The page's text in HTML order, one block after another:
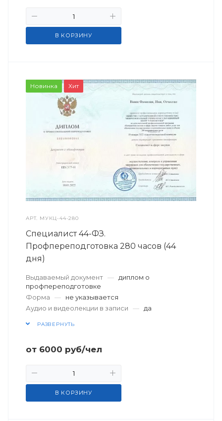
В КОРЗИНУ
Новинка Хит
АРТ. МУКЦ-44-280
Специалист 44-ФЗ.
Профпереподготовка 280 часов (44
дня)
Выдаваемый документ —
диплом о
профпереподготовке
Форма
—
не указывается
Аудио и видеолекции в записи
— да
РАЗВЕРНУТЬ
от 6000 руб/чел
В КОРЗИНУ